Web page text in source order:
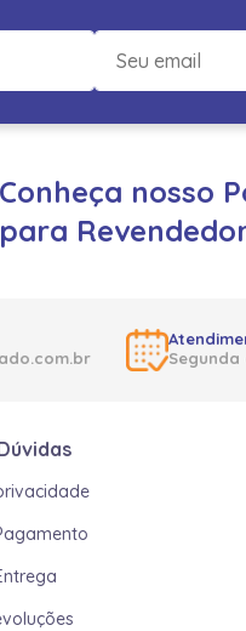
Conheça nosso
para
Segunda